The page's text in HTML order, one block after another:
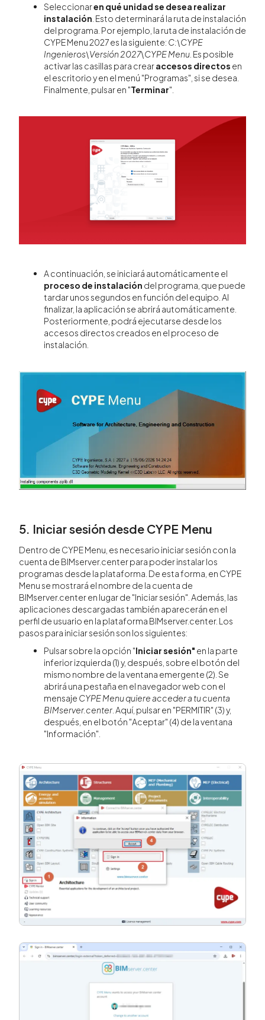
Seleccionaren qué unidad se desea realizar
instalación . Esto determinará la ruta de instalación
del programa. Por ejemplo, la ruta de instalación de
CYPE Menu 2027 es la siguiente: C:\CYPE
Ingenieros\Versión 2027\CYPE Menu . Es posible
activar las casillas para crearaccesos directos en
el escritorio y en el menú "Programas", si se desea.
Finalmente, pulsar en "Terminar".
A continuación, se iniciará automáticamente el
proceso de instalación del programa, que puede
tardar unos segundos en función del equipo. Al
finalizar, la aplicación se abrirá automáticamente.
Posteriormente, podrá ejecutarse desde los
accesos directos creados en el proceso de
instalación.
5. Iniciar sesión desde CYPE Menu
Dentro de CYPE Menu, es necesario iniciar sesión con la
cuenta de BIMserver.center para poder instalar los
programas desde la plataforma. De esta forma, en CYPE
Menu se mostrará el nombre de la cuenta de
BIMserver.center en lugar de "Iniciar sesión". Además, las
aplicaciones descargadas también aparecerán en el
perfil de usuario en la plataforma BIMserver.center. Los
pasos para iniciar sesión son los siguientes:
Pulsar sobre la opción "Iniciar sesión" en la parte
inferior izquierda (1) y, después, sobre el botón del
mismo nombre de la ventana emergente (2). Se
abrirá una pestaña en el navegador web con el
mensaje CYPE Menu quiere acceder a tu cuenta
BIMserver.center . Aquí, pulsar en "PERMITIR" (3) y,
después, en el botón "Aceptar" (4) de la ventana
"Información".